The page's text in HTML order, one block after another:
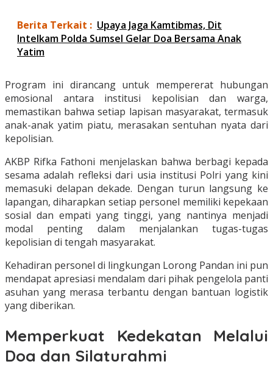
Berita Terkait : Upaya Jaga Kamtibmas, Dit
Intelkam Polda Sumsel Gelar Doa Bersama Anak
Yatim
Program ini dirancang untuk mempererat hubungan
emosional antara institusi kepolisian dan warga,
memastikan bahwa setiap lapisan masyarakat, termasuk
anak-anak yatim piatu, merasakan sentuhan nyata dari
kepolisian.
AKBP Rifka Fathoni menjelaskan bahwa berbagi kepada
sesama adalah refleksi dari usia institusi Polri yang kini
memasuki delapan dekade. Dengan turun langsung ke
lapangan, diharapkan setiap personel memiliki kepekaan
sosial dan empati yang tinggi, yang nantinya menjadi
modal penting dalam menjalankan tugas-tugas
kepolisian di tengah masyarakat.
Kehadiran personel di lingkungan Lorong Pandan ini pun
mendapat apresiasi mendalam dari pihak pengelola panti
asuhan yang merasa terbantu dengan bantuan logistik
yang diberikan.
Memperkuat Kedekatan Melalui
Doa dan Silaturahmi